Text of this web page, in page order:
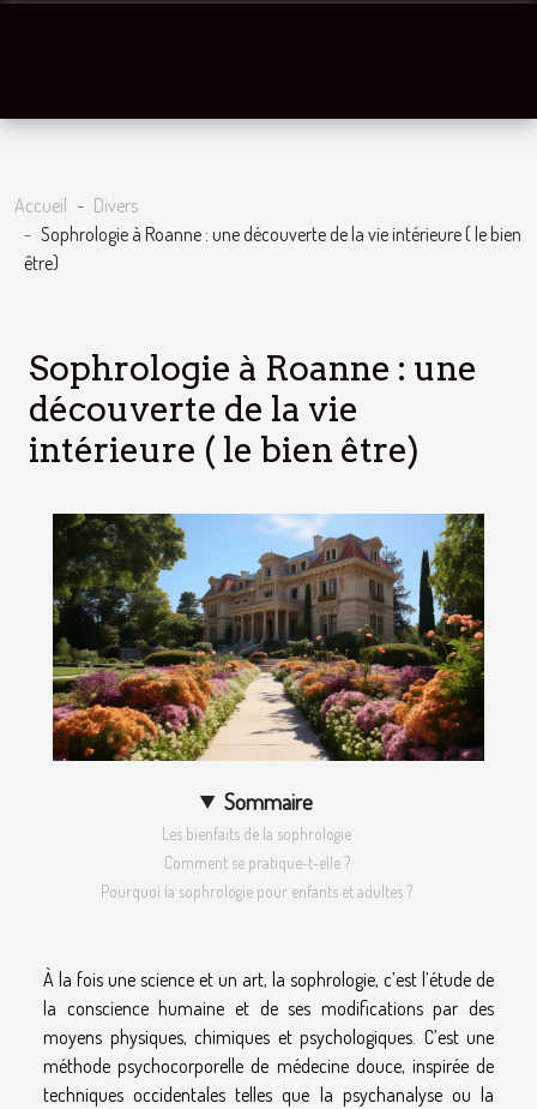
Accueil
Divers
Sophrologie à Roanne : une découverte de la vie intérieure ( le bien
être)
Sophrologie à Roanne : une
découverte de la vie
intérieure ( le bien être)
Sommaire
Les bienfaits de la sophrologie
Comment se pratique-t-elle ?
Pourquoi la sophrologie pour enfants et adultes ?
À la fois une science et un art, la sophrologie, c’est l’étude de
la conscience humaine et de ses modifications par des
moyens physiques, chimiques et psychologiques. C’est une
méthode psychocorporelle de médecine douce, inspirée de
techniques occidentales telles que la psychanalyse ou la